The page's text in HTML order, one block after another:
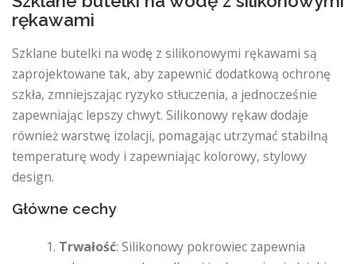
rękawami
Szklane butelki na wodę z silikonowymi rękawami są
zaprojektowane tak, aby zapewnić dodatkową ochronę
szkła, zmniejszając ryzyko stłuczenia, a jednocześnie
zapewniając lepszy chwyt. Silikonowy rękaw dodaje
również warstwę izolacji, pomagając utrzymać stabilną
temperaturę wody i zapewniając kolorowy, stylowy
design.
Główne cechy
Trwałość: Silikonowy pokrowiec zapewnia